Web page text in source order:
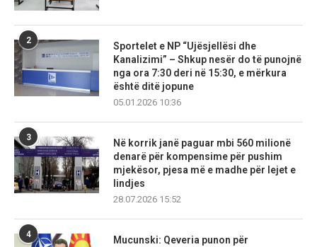
2
Sportelet e NP “Ujësjellësi dhe
Kanalizimi” – Shkup nesër do të punojnë
nga ora 7:30 deri në 15:30, e mërkura
është ditë jopune
05.01.2026 10:36
3
Në korrik janë paguar mbi 560 milionë
denarë për kompensime për pushim
mjekësor, pjesa më e madhe për lejet e
lindjes
28.07.2026 15:52
4
Mucunski: Qeveria punon për